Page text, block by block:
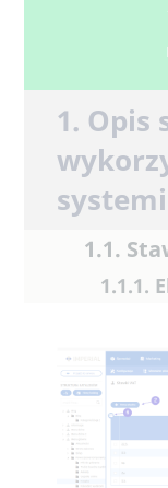
1. Opis
1.1.
1.1.1.